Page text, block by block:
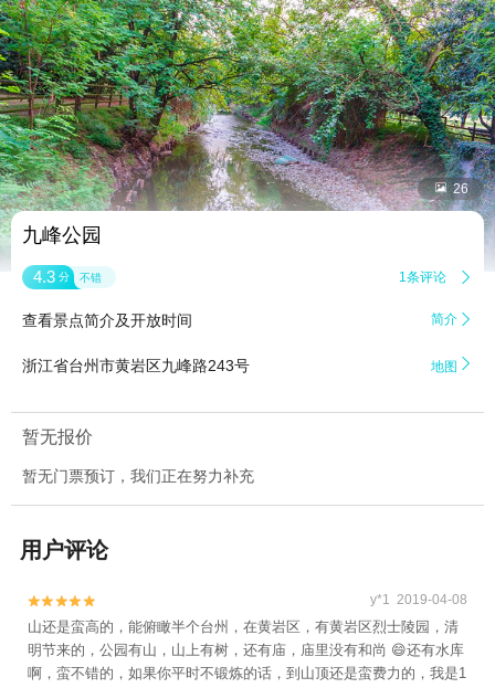
 26
九峰公园
4.3 分 不错 1条评论 
查看景点简介及开放时间 简介 
浙江省台州市黄岩区九峰路243号 地图 
暂无报价
暂无门票预订，我们正在努力补充
用户评论

 y*1 2019-04-08
山还是蛮高的，能俯瞰半个台州，在黄岩区，有黄岩区烈士陵园，清
明节来的，公园有山，山上有树，还有庙，庙里没有和尚 😄还有水库
啊，蛮不错的，如果你平时不锻炼的话，到山顶还是蛮费力的，我是1
